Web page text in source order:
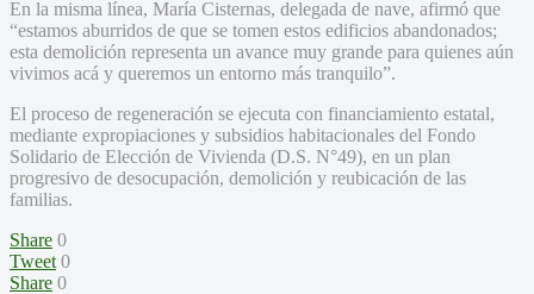
En la misma línea, María Cisternas, delegada de nave, afirmó que
“estamos aburridos de que se tomen estos edificios abandonados;
esta demolición representa un avance muy grande para quienes aún
vivimos acá y queremos un entorno más tranquilo”.
El proceso de regeneración se ejecuta con financiamiento estatal,
mediante expropiaciones y subsidios habitacionales del Fondo
Solidario de Elección de Vivienda (D.S. N°49), en un plan
progresivo de desocupación, demolición y reubicación de las
familias.
Share 0
Tweet 0
Share 0